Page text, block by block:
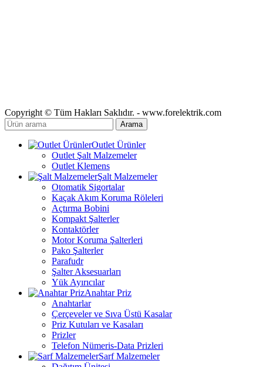
Copyright © Tüm Hakları Saklıdır. - www.forelektrik.com
Arama
Outlet Ürünler
Outlet Şalt Malzemeler
Outlet Klemens
Şalt Malzemeler
Otomatik Sigortalar
Kaçak Akım Koruma Röleleri
Açtırma Bobini
Kompakt Şalterler
Kontaktörler
Motor Koruma Şalterleri
Pako Şalterler
Parafudr
Şalter Aksesuarları
Yük Ayırıcılar
Anahtar Priz
Anahtarlar
Çerçeveler ve Sıva Üstü Kasalar
Priz Kutuları ve Kasaları
Prizler
Telefon Nümeris-Data Prizleri
Sarf Malzemeler